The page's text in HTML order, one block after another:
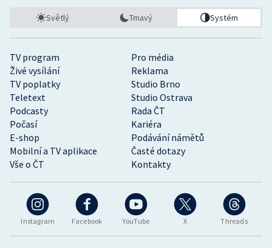
Instagram Facebook YouTube X Threads
TV program
Pro média
Živé vysílání
Reklama
TV poplatky
Studio Brno
Teletext
Studio Ostrava
Podcasty
Rada ČT
Počasí
Kariéra
E-shop
Podávání námětů
Mobilní a TV aplikace
Časté dotazy
Vše o ČT
Kontakty
Světlý Tmavý Systém